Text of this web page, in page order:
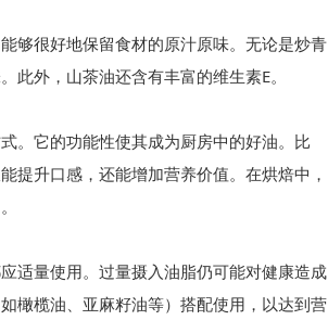
够很好地保留食材的原汁原味。无论是炒青
外，山茶油还含有丰富的维生素E。
。它的功能性使其成为厨房中的好油。比
提升口感，还能增加营养价值。在烘焙中，
适量使用。过量摄入油脂仍可能对健康造成
橄榄油、亚麻籽油等）搭配使用，以达到营